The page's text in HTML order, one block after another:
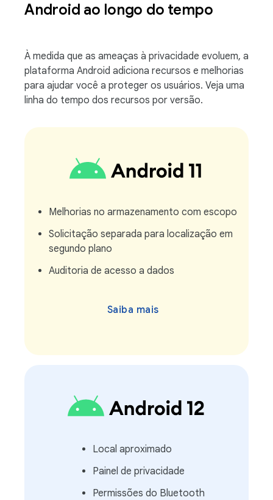
Android ao longo do tempo
À medida que as ameaças à privacidade evoluem, a
plataforma Android adiciona recursos e melhorias
para ajudar você a proteger os usuários. Veja uma
linha do tempo dos recursos por versão.
Melhorias no armazenamento com escopo
Solicitação separada para localização em
segundo plano
Auditoria de acesso a dados
Saiba mais
Local aproximado
Painel de privacidade
Permissões do Bluetooth